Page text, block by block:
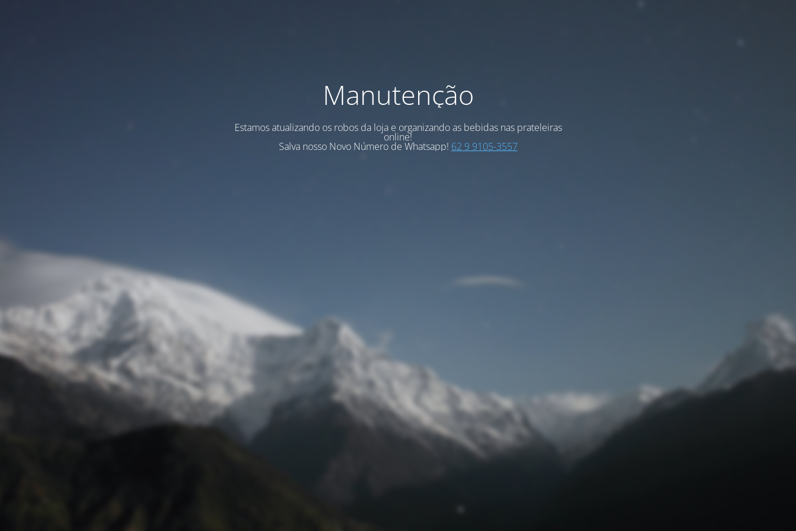
Manutenção
Estamos atualizando os robos da loja e organizando as bebidas nas prateleiras
online!
Salva nosso Novo Número de Whatsapp! 62 9 9105-3557